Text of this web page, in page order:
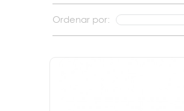
Ordenar por: